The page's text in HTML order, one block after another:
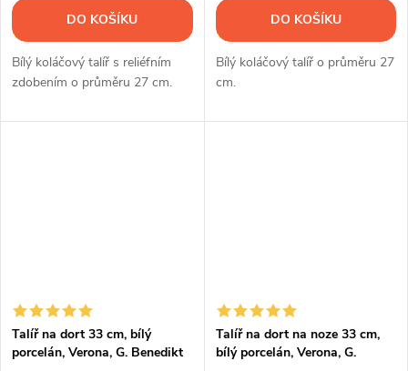
DO KOŠÍKU
Bílý koláčový talíř s reliéfním
zdobením o průměru 27 cm.
DO KOŠÍKU
Bílý koláčový talíř o průměru 27
cm.
Talíř na dort 33 cm, bílý
porcelán, Verona, G. Benedikt
Talíř na dort na noze 33 cm,
bílý porcelán, Verona, G.